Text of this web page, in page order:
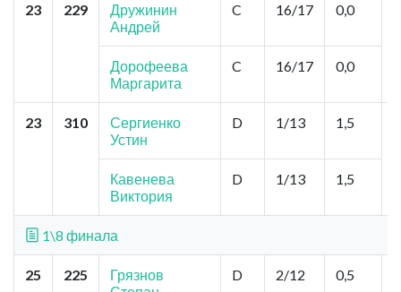
23 229
Дружинин
Андрей
C 16/17 0,0
Дорофеева
Маргарита
C 16/17 0,0
23 310
Сергиенко
Устин
D 1/13 1,5
Кавенева
Виктория
D 1/13 1,5
1\8 финала
25 225
Грязнов
D 2/12 0,5